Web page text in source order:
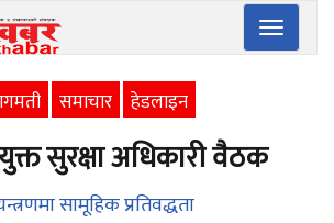
Toggle
समाचार हेडलाइन
सुरक्षा अधिकारी वैठक
सामूहिक प्रतिवद्धता